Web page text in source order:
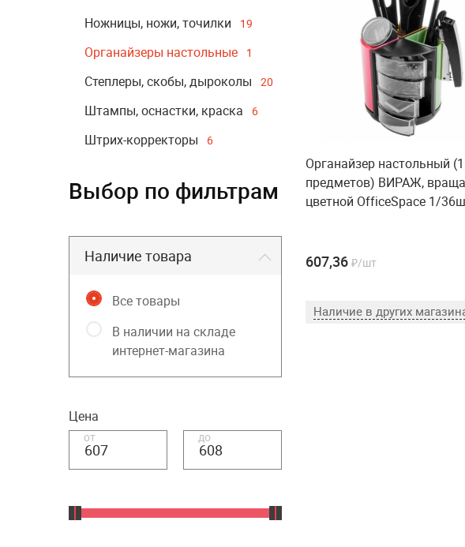
Ножницы, ножи, точилки 19
Органайзеры настольные 1
Степлеры, скобы, дыроколы 20
Штампы, оснастки, краска 6
Штрих-корректоры 6
Выбор по фильтрам
Наличие товара
Все товары
В наличии на складе
интернет-магазина
Цена
от до
Органайзер настольный
предметов) ВИРАЖ,
цветной OfficeSpace 1/
607,36 ₽/шт
Наличие в других